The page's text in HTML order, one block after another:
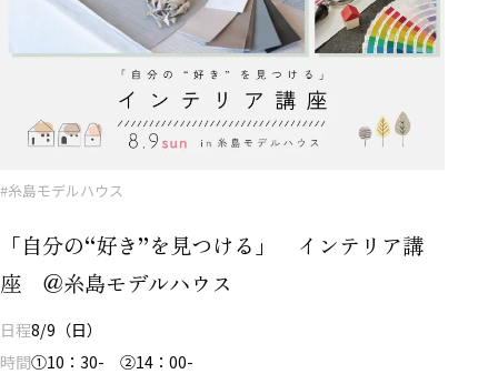
#糸島モデルハウス
「自分の“好き”を見つける」 インテリア講
座 ＠糸島モデルハウス
日程8/9（日）
時間①10：30- ②14：00-